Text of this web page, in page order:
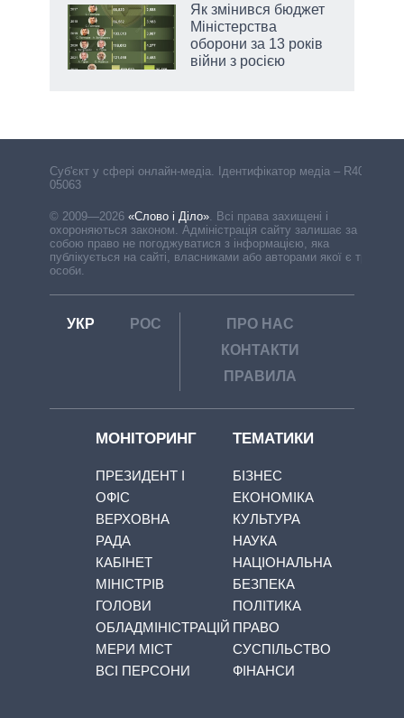
Як змінився бюджет
Міністерства
оборони за 13 років
війни з росією
Cуб'єкт у сфері онлайн-медіа. Ідентифікатор медіа – R40-
05063
© 2009—2026 «Слово і Діло» Всі права захищені і
охороняються законом. Адміністрація сайту залишає за
собою право не погоджуватися з інформацією, яка
публікується на сайті, власниками або авторами якої є треті
особи.
УКР РОС
ПРО НАС
КОНТАКТИ
ПРАВИЛА
МОНІТОРИНГ
ПРЕЗИДЕНТ І
ОФІС
ВЕРХОВНА
РАДА
КАБІНЕТ
МІНІСТРІВ
ГОЛОВИ
ОБЛАДМІНІСТРАЦІЙ
МЕРИ МІСТ
ВСІ ПЕРСОНИ
ТЕМАТИКИ
БІЗНЕС
ЕКОНОМІКА
КУЛЬТУРА
НАУКА
НАЦІОНАЛЬНА
БЕЗПЕКА
ПОЛІТИКА
ПРАВО
СУСПІЛЬСТВО
ФІНАНСИ